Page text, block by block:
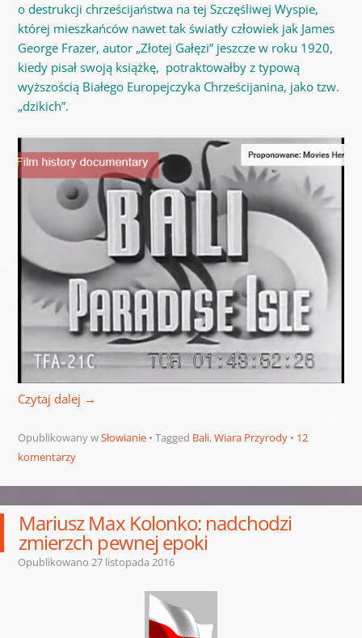
o destrukcji chrześcijaństwa na tej Szczęśliwej Wyspie,
której mieszkańców nawet tak światły człowiek jak James
George Frazer, autor „Złotej Gałęzi” jeszcze w roku 1920,
kiedy pisał swoją książkę, potraktowałby z typową
wyższością Białego Europejczyka Chrześcijanina, jako tzw.
„dzikich”.
Czytaj dalej →
Opublikowany wSłowianie Tagged Bali,Wiara Przyrody
12
komentarzy
Mariusz Max Kolonko: nadchodzi
zmierzch pewnej epoki
Opublikowano 27 listopada 2016